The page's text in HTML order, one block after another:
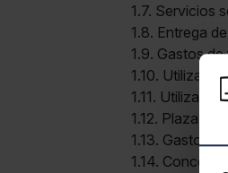
1.7. Servicios
1.8. Entrega
1.9. Gastos
1.10.
1.11.
1.12. Plaza de
1.13. Gastos
1.14.